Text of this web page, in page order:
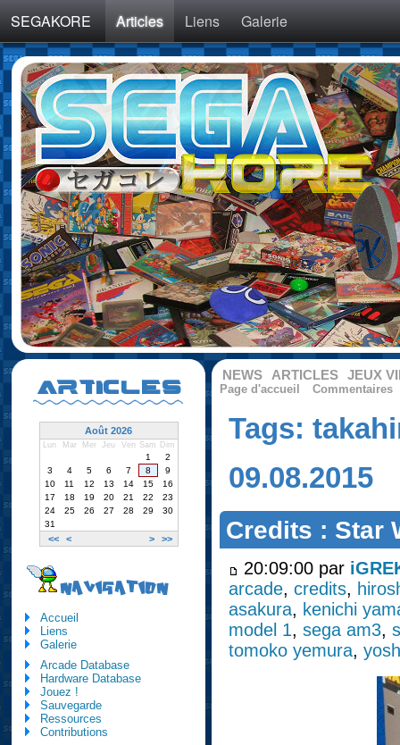
SEGAKORE Articles Liens Galerie
NEWS ARTICLES JEUX
Page d'accueil Commentaires
Tags:
09.08.2015
Credits : Star
20:09:00 par
arcade,credits,
asakura, kenichi
model 1,sega am3,
tomoko yemura,
ARTICLES
Août 2026
Lun Mar Mer Jeu Ven Sam Dim
<< < > >>
1
2
3
4 5 6 7 8
9
10
11 12 13 14 15
16
17
18 19 20 21 22
23
24
25 26 27 28 29
30
31
NAVIGATION
Accueil
Liens
Galerie
Arcade Database
Hardware Database
Jouez !
Sauvegarde
Ressources
Contributions